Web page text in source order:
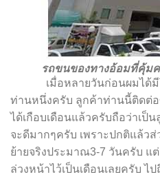
รถขนของทางอ้อมที่คุ้ม
เมื่อหลายวันก่อนผมได้มีโ
ท่านหนึ่งครับ ลูกค้าท่านนี้ติดต่
ได้เกือบเดือนแล้วครับถือว่าเป็
จะดีมากๆครับ เพราะปกติแล้ว
ย้ายจริงประมาณ3-7 วันครับ แ
ล่วงหน้าไว้เป็นเดือนเลยครับ